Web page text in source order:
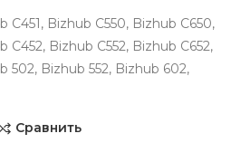
C451, Bizhub C550, Bizhub C650,
C452, Bizhub C552, Bizhub C652,
502, Bizhub 552, Bizhub 602,
Сравнить